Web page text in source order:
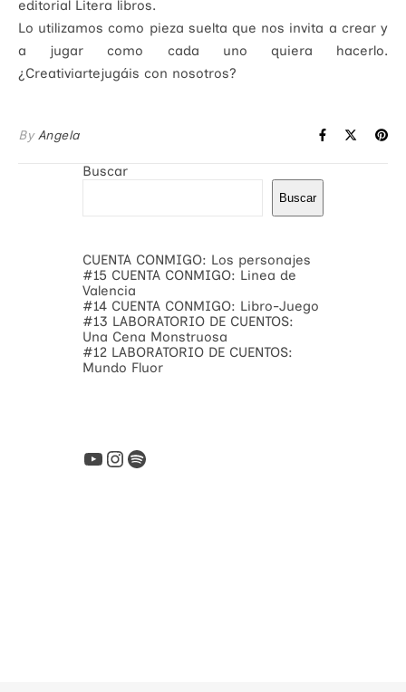
editorial Litera libros.
Lo utilizamos como pieza suelta que nos invita a crear y
a jugar como cada uno quiera hacerlo.
¿Creativiartejugáis con nosotros?
ByAngela
Buscar
Buscar
CUENTA CONMIGO: Los personajes
#15 CUENTA CONMIGO: Linea de
Valencia
#14 CUENTA CONMIGO: Libro-Juego
#13 LABORATORIO DE CUENTOS:
Una Cena Monstruosa
#12 LABORATORIO DE CUENTOS:
Mundo Fluor
YouTube
Instagram
Spotify